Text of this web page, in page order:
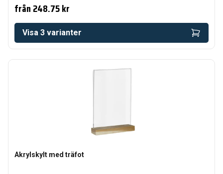
från248.75 kr
Visa 3 varianter
Akrylskylt med träfot